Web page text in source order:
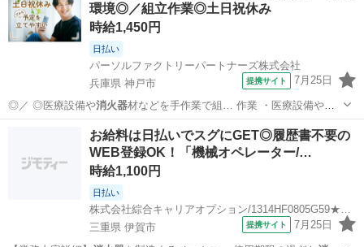
環境◎／組立作業◎土日祝休み
時給1,450円
日払い
パーソルファクトリーパートナーズ株式会社
兵庫県 神戸市
提携サイト 7月25日
◎／ ◎医療設備や消火器材などを手作業で組… 作業 ・医療設備や消
火器材などの部品を手作…
工場
お給料は日払いでスグにGET◎履歴書不要の
WEB登録OK！「機械オペレーター/…
時給1,100円
日払い
株式会社綜合キャリアオプション/1314HF0805G59★32-N
三重県 伊賀市
提携サイト 7月25日